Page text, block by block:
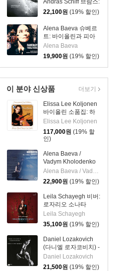
Andras Schiff 브람스:
바이올린 소나타 1번 /
타 2번 (Brahms /
Schumann: Violin
Sonatas)
22,100원 (19% 할인)
Alena Baeva 슈베르
트: 바이올린과 피아
노를 위한 환상곡 외
(Fantasy)
Alena Baeva
19,900원 (19% 할인)
이 분야 신상품
Elissa Lee Koljonen
바이올린 소품집: 하
트브레이크
(Heartbreak:
Romantic Encores
For Violin) [투명 클리
어 컬러 2LP]
Elissa Lee Koljonen
117,000원 (19% 할
인)
Alena Baeva /
Vadym Kholodenko
베토벤: 바이올린 소
나타 5번 '봄', 9번 '크
로이처', 3번
(Beethoven: Violin
Sonatas Nos. 5
"Spring", 9 'Kreutzer"
& 3)
22,900원 (19% 할인)
Leila Schayegh 비버:
로자리오 소나타
(Biber: Rosary
Sonatas)
Leila Schayegh
35,100원 (19% 할인)
Daniel Lozakovich
(다니엘 로자코비치) -
바이올린 소품집
(Lost to the World)
Daniel Lozakovich
21,500원 (19% 할인)
더보기